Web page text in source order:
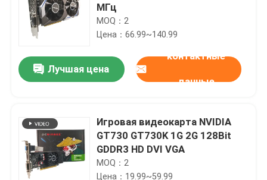
МГц
MOQ：2
Цена：66.99~140.99
Лучшая цена
контактные
данные
Игровая видеокарта NVIDIA
GT730 GT730K 1G 2G 128Bit
GDDR3 HD DVI VGA
MOQ：2
Цена：19.99~59.99